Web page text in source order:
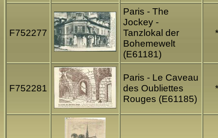
F752277
Paris - The
Jockey -
Tanzlokal der
Bohemewelt
(E61181)
*
F752281
Paris - Le Caveau
des Oubliettes
Rouges (E61185)
*